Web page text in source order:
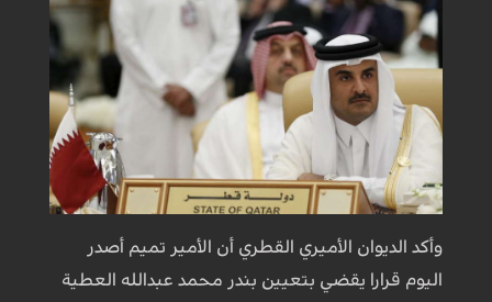
وأكد الديوان الأميري القطري أن الأمير تميم أصدر
اليوم قرارا يقضي بتعيين بندر محمد عبدالله العطية